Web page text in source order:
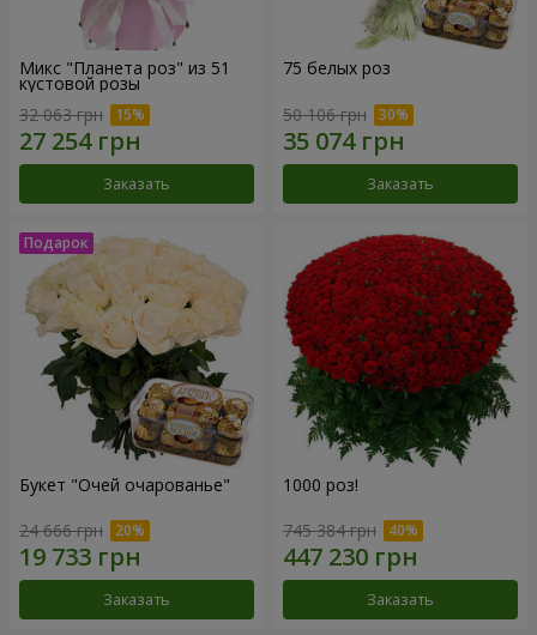
Микс "Планета роз" из 51
кустовой розы
32 063 грн
Заказать
75 белых роз
50 106 грн
Заказать
Букет "Очей очарованье"
24 666 грн
Заказать
1000 роз!
745 384 грн
Заказать